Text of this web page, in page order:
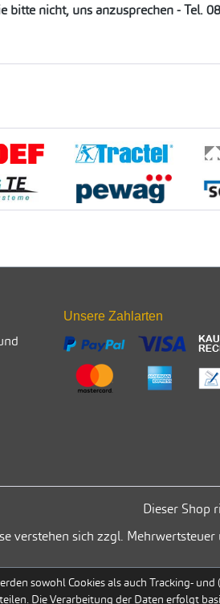
bitte nicht, uns anzusprechen - Tel.
Unsere Zahlarten
Dieser Shop
verstehen sich zzgl.
sowohl Cookies als auch Tracking-
Die Verarbeitung der Daten erfolgt